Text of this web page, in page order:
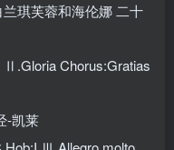
琪芙蓉和海伦娜 二十
Ⅱ.Gloria Chorus:Gratias
-凯莱